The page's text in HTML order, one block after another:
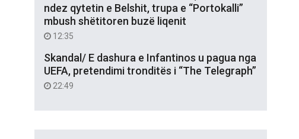
ndez qytetin e Belshit, trupa e “Portokalli”
mbush shëtitoren buzë liqenit
12:35
Skandal/ E dashura e Infantinos u pagua nga
UEFA, pretendimi tronditës i “The Telegraph”
22:49